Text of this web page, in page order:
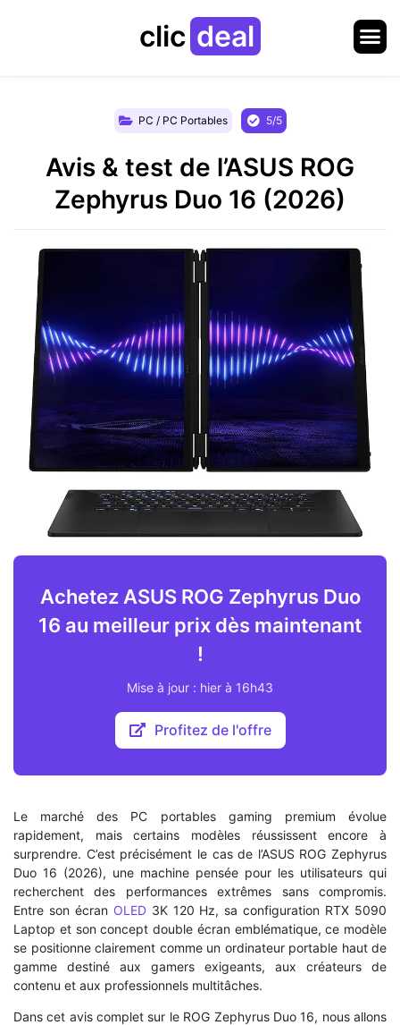
clic deal
PC / PC Portables 5/5
Avis & test de l’ASUS ROG
Zephyrus Duo 16 (2026)
Achetez ASUS ROG Zephyrus Duo
16 au meilleur prix dès maintenant
!
Mise à jour : hier à 16h43
Profitez de l'offre
Le marché des PC portables gaming premium évolue
rapidement, mais certains modèles réussissent encore à
surprendre. C’est précisément le cas de l’ASUS ROG Zephyrus
Duo 16 (2026), une machine pensée pour les utilisateurs qui
recherchent des performances extrêmes sans compromis.
Entre son écran OLED3K 120 Hz, sa configuration RTX 5090
Laptop et son concept double écran emblématique, ce modèle
se positionne clairement comme un ordinateur portable haut de
gamme destiné aux gamers exigeants, aux créateurs de
contenu et aux professionnels multitâches.
Dans cet avis complet sur le ROG Zephyrus Duo 16, nous allons